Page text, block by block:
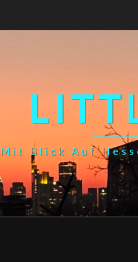
Blick Auf